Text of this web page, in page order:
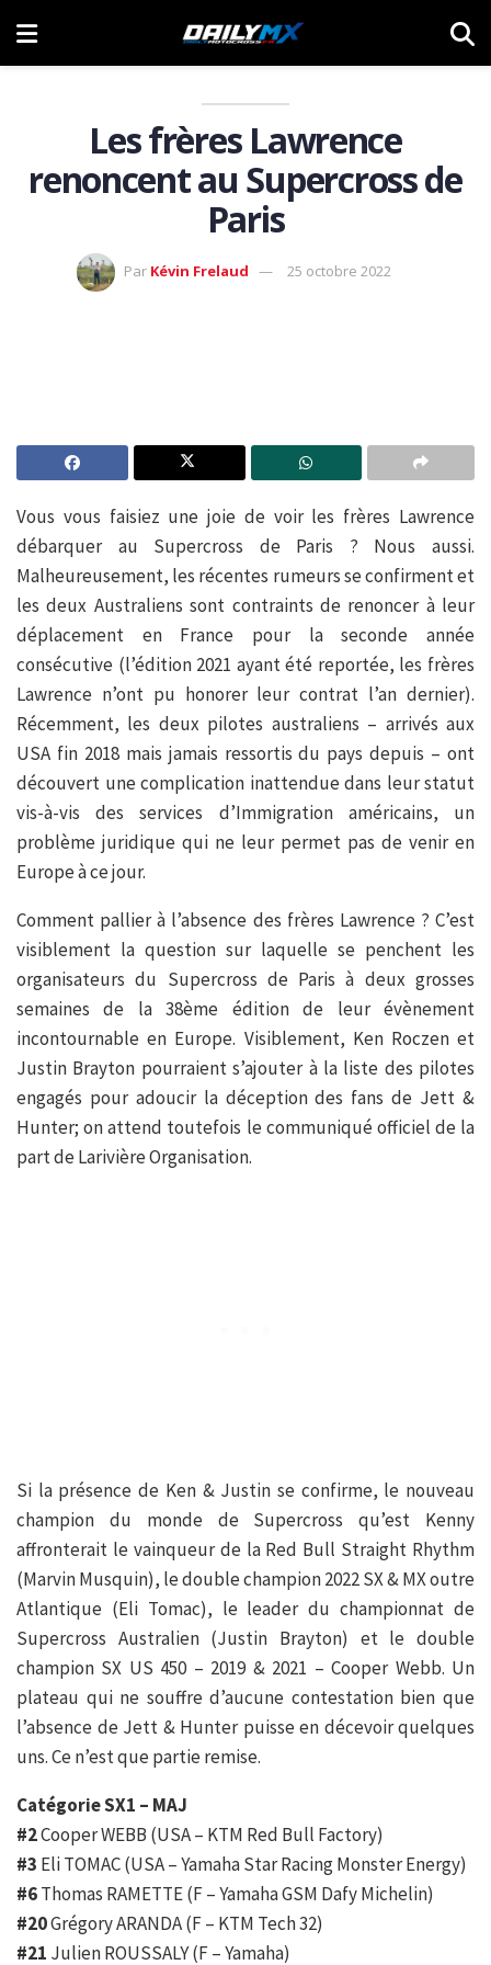
Les frères Lawrence
renoncent au Supercross de
Paris
Par Kévin Frelaud 25 octobre 2022
Vous vous faisiez une joie de voir les frères Lawrence
débarquer au Supercross de Paris ? Nous aussi.
Malheureusement, les récentes rumeurs se confirment et
les deux Australiens sont contraints de renoncer à leur
déplacement en France pour la seconde année
consécutive (l’édition 2021 ayant été reportée, les frères
Lawrence n’ont pu honorer leur contrat l’an dernier).
Récemment, les deux pilotes australiens – arrivés aux
USA fin 2018 mais jamais ressortis du pays depuis – ont
découvert une complication inattendue dans leur statut
vis-à-vis des services d’Immigration américains, un
problème juridique qui ne leur permet pas de venir en
Europe à ce jour.
Comment pallier à l’absence des frères Lawrence ? C’est
visiblement la question sur laquelle se penchent les
organisateurs du Supercross de Paris à deux grosses
semaines de la 38ème édition de leur évènement
incontournable en Europe. Visiblement, Ken Roczen et
Justin Brayton pourraient s’ajouter à la liste des pilotes
engagés pour adoucir la déception des fans de Jett &
Hunter; on attend toutefois le communiqué officiel de la
part de Larivière Organisation.
Si la présence de Ken & Justin se confirme, le nouveau
champion du monde de Supercross qu’est Kenny
affronterait le vainqueur de la Red Bull Straight Rhythm
(Marvin Musquin), le double champion 2022 SX & MX outre
Atlantique (Eli Tomac), le leader du championnat de
Supercross Australien (Justin Brayton) et le double
champion SX US 450 – 2019 & 2021 – Cooper Webb. Un
plateau qui ne souffre d’aucune contestation bien que
l’absence de Jett & Hunter puisse en décevoir quelques
uns. Ce n’est que partie remise.
Catégorie SX1 – MAJ
#2Cooper WEBB (USA – KTM Red Bull Factory)
#3 Eli TOMAC (USA – Yamaha Star Racing Monster Energy)
#6Thomas RAMETTE (F – Yamaha GSM Dafy Michelin)
#20Grégory ARANDA (F – KTM Tech 32)
#21 Julien ROUSSALY (F – Yamaha)